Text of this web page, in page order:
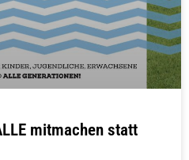
mitmachen statt